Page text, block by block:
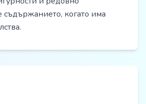
съдържанието, когато има